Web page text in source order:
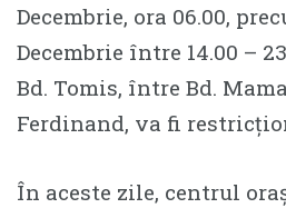
Decembrie, ora 06.00,
Decembrie între 14.00 –
Bd. Tomis, între Bd.
Ferdinand, va fi
În aceste zile, centrul